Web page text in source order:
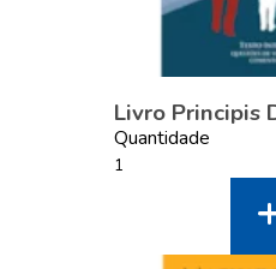
Livro Principis
Quantidade